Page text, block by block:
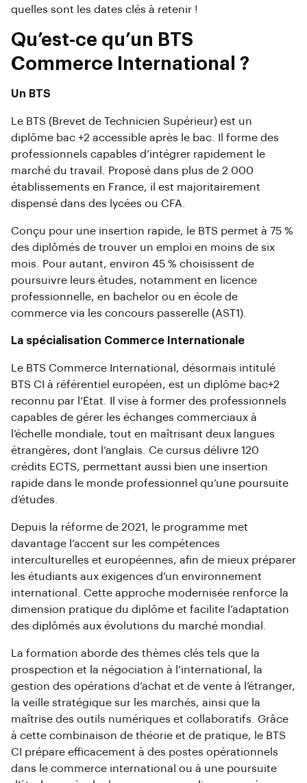
quelles sont les dates clés à retenir !
Qu’est-ce qu’un BTS
Commerce International ?
Un BTS
Le BTS (Brevet de Technicien Supérieur) est un
diplôme bac +2 accessible après le bac. Il forme des
professionnels capables d’intégrer rapidement le
marché du travail. Proposé dans plus de 2 000
établissements en France, il est majoritairement
dispensé dans des lycées ou CFA.
Conçu pour une insertion rapide, le BTS permet à 75 %
des diplômés de trouver un emploi en moins de six
mois. Pour autant, environ 45 % choisissent de
poursuivre leurs études, notamment en licence
professionnelle, en bachelor ou en école de
commerce via les concours passerelle (AST1).
La spécialisation Commerce Internationale
Le BTS Commerce International, désormais intitulé
BTS CI à référentiel européen, est un diplôme bac+2
reconnu par l’État. Il vise à former des professionnels
capables de gérer les échanges commerciaux à
l’échelle mondiale, tout en maîtrisant deux langues
étrangères, dont l’anglais. Ce cursus délivre 120
crédits ECTS, permettant aussi bien une insertion
rapide dans le monde professionnel qu’une poursuite
d’études.
Depuis la réforme de 2021, le programme met
davantage l’accent sur les compétences
interculturelles et européennes, afin de mieux préparer
les étudiants aux exigences d’un environnement
international. Cette approche modernisée renforce la
dimension pratique du diplôme et facilite l’adaptation
des diplômés aux évolutions du marché mondial.
La formation aborde des thèmes clés tels que la
prospection et la négociation à l’international, la
gestion des opérations d’achat et de vente à l’étranger,
la veille stratégique sur les marchés, ainsi que la
maîtrise des outils numériques et collaboratifs. Grâce
à cette combinaison de théorie et de pratique, le BTS
CI prépare efficacement à des postes opérationnels
dans le commerce international ou à une poursuite